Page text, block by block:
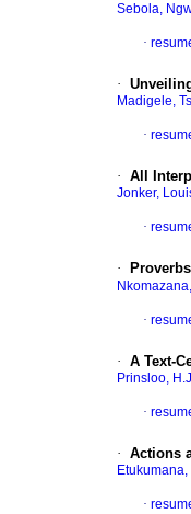
Sebola,
·
·
Madigele,
·
· All
Jonker,
·
·
·
· A Text-
Prinsloo,
·
· Actions
·